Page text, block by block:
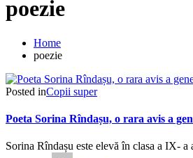
poezie
Home
poezie
Posted inCopii super
Poeta Sorina Rîndașu, o rara avis a
Sorina Rîndașu este elevă în clasa a IX-